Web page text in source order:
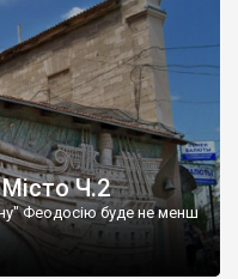
Ч.2
Феодосію буде не менш